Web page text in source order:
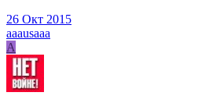
26 Окт 2015
aaausaaa
A